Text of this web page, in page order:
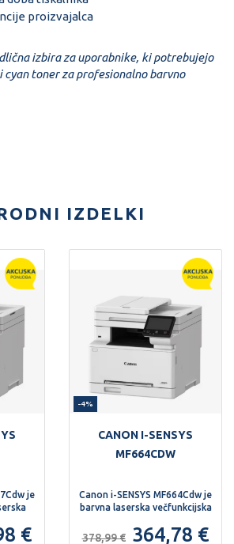
proizvajalca
izbira za uporabnike, ki potrebujejo
toner za profesionalno barvno
IZDELKI
je
okolja.
€
-4%
CANON I-SENSYS
MF664CDW
Canon i-SENSYS MF664Cdw je
barvna laserska večfunkcijska
pisarne, ki potrebujejo
378,99 € 364,78 €